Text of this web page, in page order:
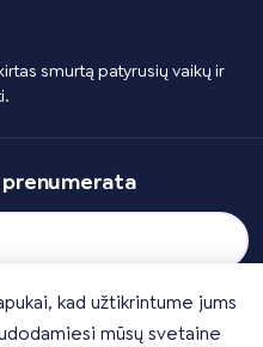
smurtą patyrusių vaikų ir
kad užtikrintume jums
mūsų svetaine